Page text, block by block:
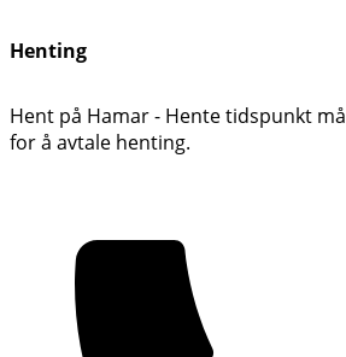
Henting
Hent på Hamar - Hente tidspunkt
for å avtale henting.